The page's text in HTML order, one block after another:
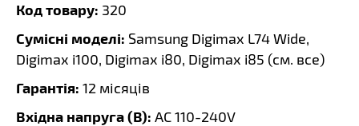
Код товару: 320
Сумісні моделі: Samsung Digimax L74 Wide,
Digimax i100, Digimax i80, Digimax i85 (см. все)
Гарантія: 12 місяців
Вхідна напруга (В): AC 110-240V